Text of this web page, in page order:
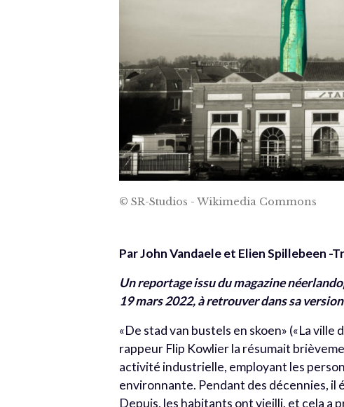
© SR-Studios - Wikimedia Commons
Par John Vandaele et Elien Spillebeen -
Un reportage issu du magazine
19 mars 2022, à retrouver dans sa
«De stad van bustels en skoen» («La
rappeur Flip Kowlier la résumait
activité industrielle, employant les
environnante. Pendant des décennies, il
Depuis, les habitants ont vieilli, et cela a